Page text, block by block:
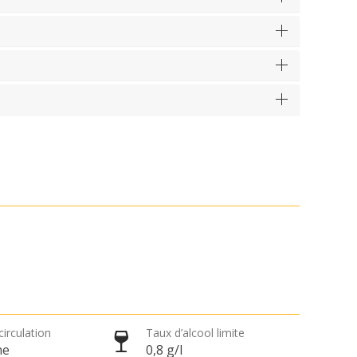
Taux d’alcool limite
0,8 g/l